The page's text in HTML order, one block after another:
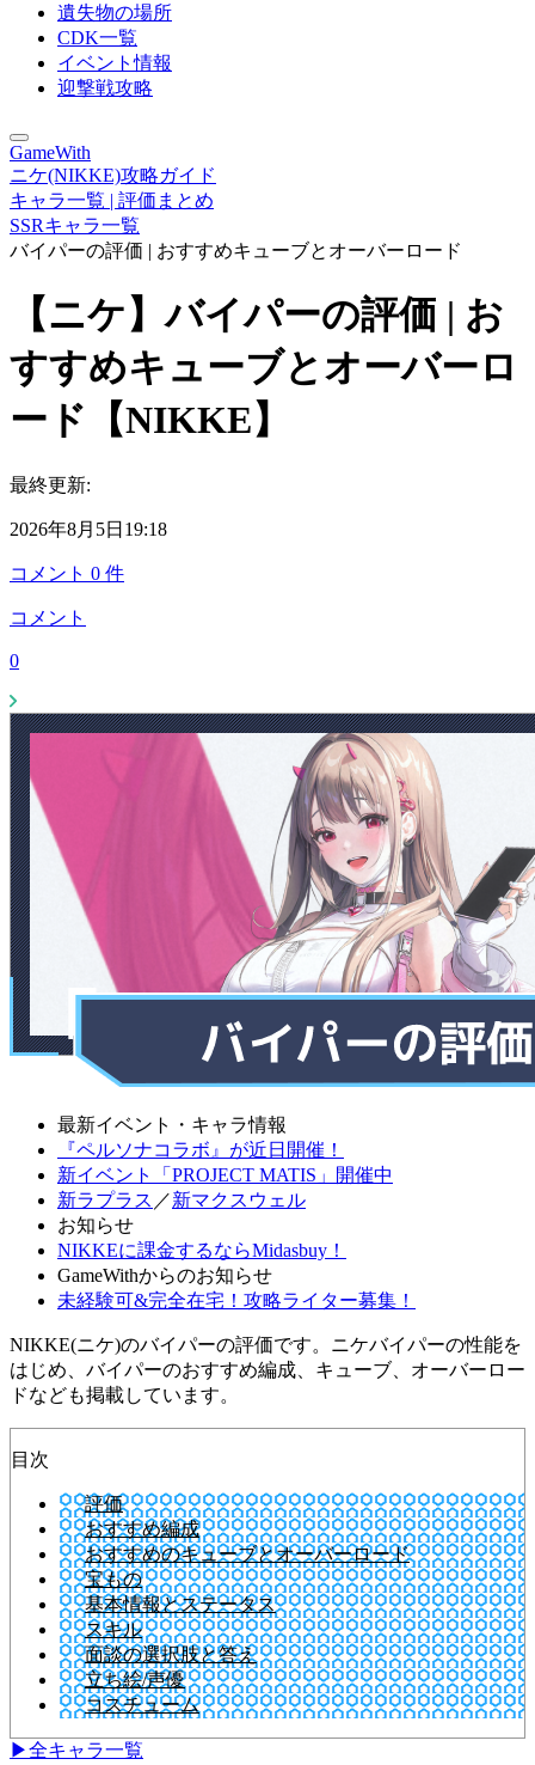
遺失物の場所
CDK一覧
イベント情報
迎撃戦攻略
GameWith
ニケ(NIKKE)攻略ガイド
キャラ一覧 | 評価まとめ
SSRキャラ一覧
バイパーの評価 | おすすめキューブとオーバーロード
【ニケ】バイパーの評価 | お
すすめキューブとオーバーロ
ード【NIKKE】
最終更新:
2026年8月5日19:18
コメント 0 件
コメント
0
最新イベント・キャラ情報
『ペルソナコラボ』が近日開催！
新イベント「PROJECT MATIS」開催中
新ラプラス ／新マクスウェル
お知らせ
NIKKEに課金するならMidasbuy！
GameWithからのお知らせ
未経験可&完全在宅！攻略ライター募集！
NIKKE(ニケ)のバイパーの評価です。ニケバイパーの性能を
はじめ、バイパーのおすすめ編成、キューブ、オーバーロー
ドなども掲載しています。
目次
評価
おすすめ編成
おすすめのキューブとオーバーロード
宝もの
基本情報とステータス
スキル
面談の選択肢と答え
立ち絵/声優
コスチューム
▶全キャラ一覧